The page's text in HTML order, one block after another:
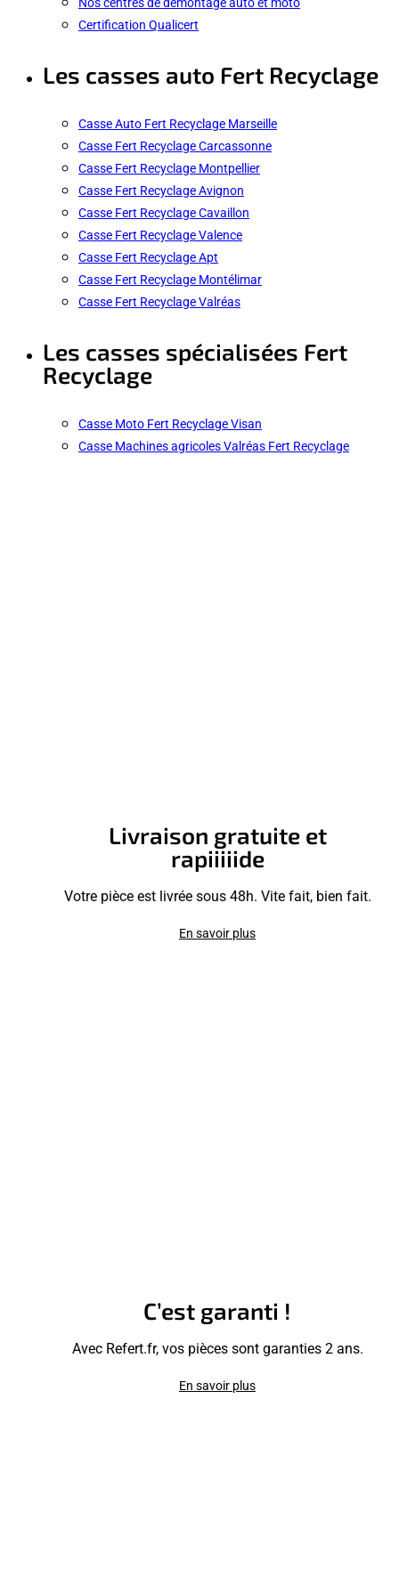
Certification Qualicert
Les casses auto Fert Recyclage
Casse Auto Fert Recyclage Marseille
Casse Fert Recyclage Carcassonne
Casse Fert Recyclage Montpellier
Casse Fert Recyclage Avignon
Casse Fert Recyclage Cavaillon
Casse Fert Recyclage Valence
Casse Fert Recyclage Apt
Casse Fert Recyclage Montélimar
Casse Fert Recyclage Valréas
Les casses spécialisées Fert
Recyclage
Casse Moto Fert Recyclage Visan
Casse Machines agricoles Valréas Fert Recyclage
Livraison gratuite et
rapiiiiide
Votre pièce est livrée sous 48h. Vite fait, bien fait.
En savoir plus
C’est garanti !
Avec Refert.fr, vos pièces sont garanties 2 ans.
En savoir plus